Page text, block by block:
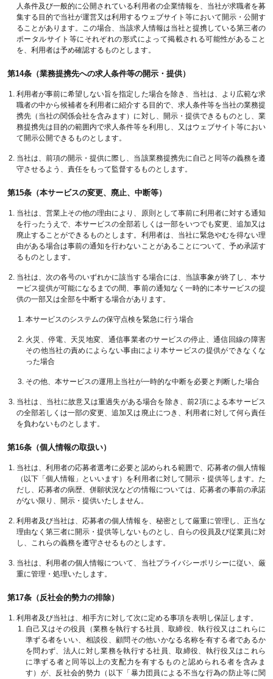
人条件及び一般的に公開されている利用者の企業情報を、当社が求職者を募
集する目的で当社が運営又は利用するウェブサイト等において開示・公開す
ることがあります。この場合、当該求人情報は当社と提携している第三者の
ポータルサイト等にそれぞれの形式によって掲載される可能性があること
を、利用者は予め確認するものとします。
第14条（業務提携先への求人条件等の開示・提供）
利用者が事前に希望しない旨を指定した場合を除き、当社は、より広範な求
職者の中から候補者を利用者に紹介する目的で、求人条件等を当社の業務提
携先（当社の関係会社を含みます）に対し、開示・提供できるものとし、業
務提携先は目的の範囲内で求人条件等を利用し、又はウェブサイト等におい
て開示公開できるものとします。
当社は、前項の開示・提供に際し、当該業務提携先に自己と同等の義務を遵
守させるよう、責任をもって監督するものとします。
第15条（本サービスの変更、廃止、中断等）
当社は、営業上その他の理由により、原則として事前に利用者に対する通知
を行ったうえで、本サービスの全部若しくは一部をいつでも変更、追加又は
廃止することができるものとします。利用者は、当社に緊急やむを得ない理
由がある場合は事前の通知を行わないことがあることについて、予め承諾す
るものとします。
当社は、次の各号のいずれかに該当する場合には、当該事象が終了し、本サ
ービス提供が可能になるまでの間、事前の通知なく一時的に本サービスの提
供の一部又は全部を中断する場合があります。
本サービスのシステムの保守点検を緊急に行う場合
火災、停電、天災地変、通信事業者のサービスの停止、通信回線の障害
その他当社の責めによらない事由により本サービスの提供ができなくな
った場合
その他、本サービスの運用上当社が一時的な中断を必要と判断した場合
当社は、当社に故意又は重過失がある場合を除き、前2項による本サービス
の全部若しくは一部の変更、追加又は廃止につき、利用者に対して何ら責任
を負わないものとします。
第16条（個人情報の取扱い）
当社は、利用者の応募者選考に必要と認められる範囲で、応募者の個人情報
（以下「個人情報」といいます）を利用者に対して開示・提供等します。た
だし、応募者の病歴、併願状況などの情報については、応募者の事前の承諾
がない限り、開示・提供いたしません。
利用者及び当社は、応募者の個人情報を、秘密として厳重に管理し、正当な
理由なく第三者に開示・提供等しないものとし、自らの役員及び従業員に対
し、これらの義務を遵守させるものとします。
当社は、利用者の個人情報について、当社プライバシーポリシーに従い、厳
重に管理・処理いたします。
第17条（反社会的勢力の排除）
利用者及び当社は、相手方に対して次に定める事項を表明し保証します。
自己又はその役員（業務を執行する社員、取締役、執行役又はこれらに
準ずる者をいい、相談役、顧問その他いかなる名称を有する者であるか
を問わず、法人に対し業務を執行する社員、取締役、執行役又はこれら
に準ずる者と同等以上の支配力を有するものと認められる者を含みま
す）が、反社会的勢力（以下「暴力団員による不当な行為の防止等に関